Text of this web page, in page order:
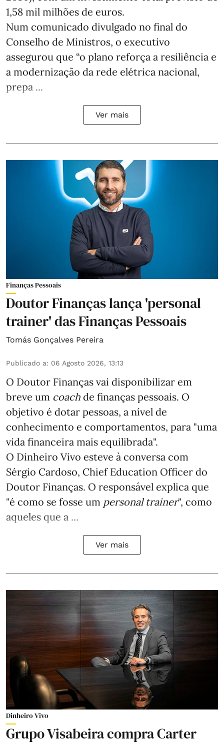
1,58 mil milhões de euros.
Num comunicado divulgado no final do
Conselho de Ministros, o executivo
assegurou que “o plano reforça a resiliência e
a modernização da rede elétrica nacional,
prepa ...
Ver mais
Finanças Pessoais
Doutor Finanças lança 'personal
trainer' das Finanças Pessoais
Tomás Gonçalves Pereira
Publicado a: 06 Agosto 2026, 13:13
O Doutor Finanças vai disponibilizar em
breve um coach de finanças pessoais. O
objetivo é dotar pessoas, a nível de
conhecimento e comportamentos, para "uma
vida financeira mais equilibrada".
O Dinheiro Vivo esteve à conversa com
Sérgio Cardoso, Chief Education Officer do
Doutor Finanças. O responsável explica que
"é como se fosse um personal trainer", como
aqueles que a ...
Ver mais
Dinheiro Vivo
Grupo Visabeira compra Carter